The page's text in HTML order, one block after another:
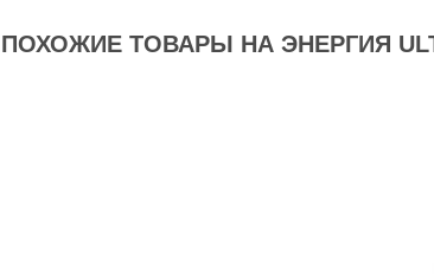
ПОХОЖИЕ ТОВАРЫ НА ЭНЕРГИЯ